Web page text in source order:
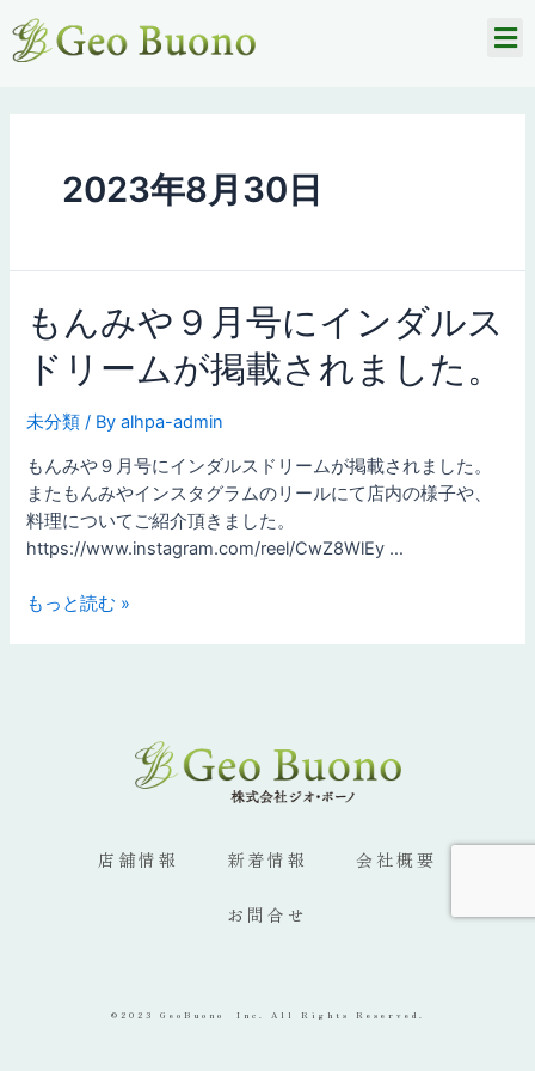
2023年8月30日
もんみや９月号にインダルス
ドリームが掲載されました。
未分類 / Byalhpa-admin
もんみや９月号にインダルスドリームが掲載されました。
またもんみやインスタグラムのリールにて店内の様子や、
料理についてご紹介頂きました。
https://www.instagram.com/reel/CwZ8WlEy …
もっと読む »
店舗情報 新着情報 会社概要
お問合せ
©2023 GeoBuono Inc. All Rights Reserved.